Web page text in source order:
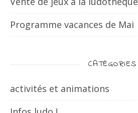
Programme vacances de Mai
CATÉGORIES
activités et animations